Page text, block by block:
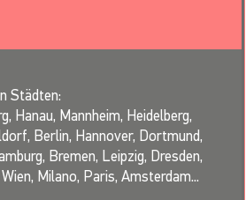
Städten:
Hanau, Mannheim, Heidelberg,
Berlin, Hannover, Dortmund,
Bremen, Leipzig, Dresden,
Milano, Paris, Amsterdam...